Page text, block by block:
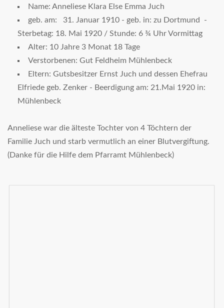
Name: Anneliese Klara Else Emma Juch
geb. am: 31. Januar 1910 - geb. in: zu Dortmund -
Sterbetag: 18. Mai 1920 / Stunde: 6 ¾ Uhr Vormittag
Alter: 10 Jahre 3 Monat 18 Tage
Verstorbenen: Gut Feldheim Mühlenbeck
Eltern: Gutsbesitzer Ernst Juch und dessen Ehefrau
Elfriede geb. Zenker - Beerdigung am: 21.Mai 1920 in:
Mühlenbeck
Anneliese war die älteste Tochter von 4 Töchtern der
Familie Juch und starb vermutlich an einer Blutvergiftung.
(Danke für die Hilfe dem Pfarramt Mühlenbeck)